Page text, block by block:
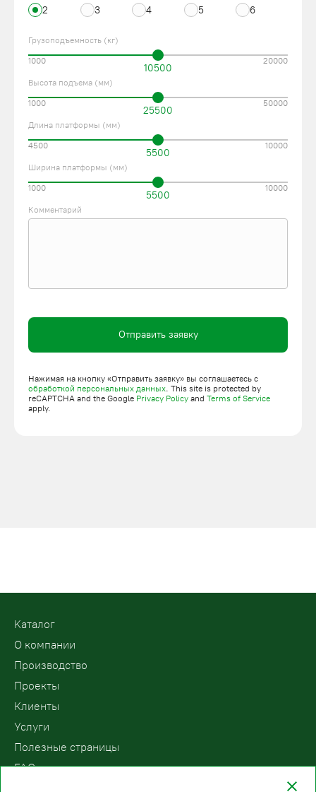
2 3 4 5 6
Грузоподъемность (кг)
10500
1000 20000
Высота подъема (мм)
25500
1000 50000
Длина платформы (мм)
5500
4500 10000
Ширина платформы (мм)
5500
1000 10000
Комментарий
Отправить заявку
Нажимая на кнопку «Отправить заявку» вы соглашаетесь с
обработкой персональных данных. This site is protected by
reCAPTCHA and the Google Privacy Policy and Terms of Service
apply.
Kаталог
О компании
Производство
Проекты
Клиенты
Услуги
Полезные страницы
FAQ